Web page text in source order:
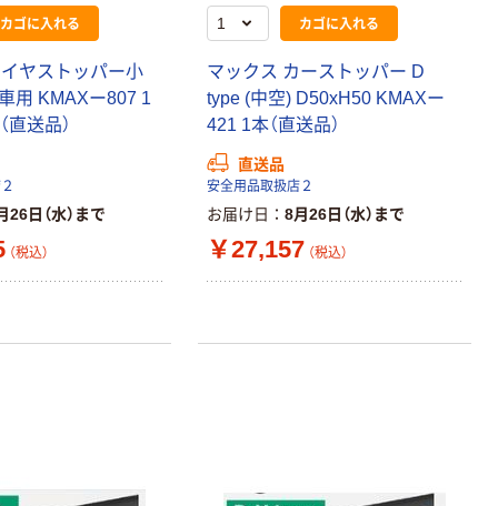
カゴに入れる
ヤストッパー小
用 KMAXー807 1
直送品）
26日（水）まで
（税込）
カゴに入れる
マックス カーストッパー D
type (中空) D50xH50 KMAXー
421 1本（直送品）
直送品
安全用品取扱店２
お届け日 8月26日（水）まで
￥27,157 （税込）
ナル ラミネー
スクル マルチ